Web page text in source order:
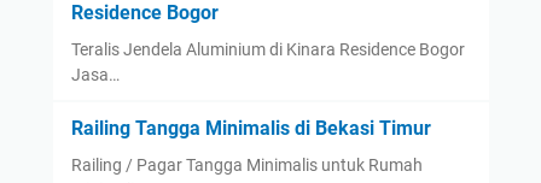
Residence Bogor
Teralis Jendela Aluminium di Kinara Residence Bogor
Jasa…
Railing Tangga Minimalis di Bekasi Timur
Railing / Pagar Tangga Minimalis untuk Rumah